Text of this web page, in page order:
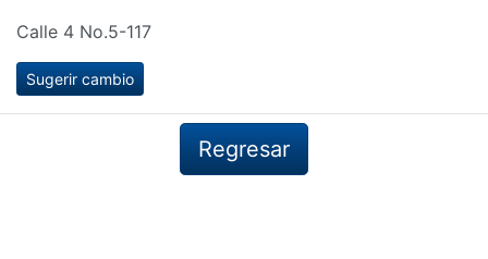
Calle 4 No.5-117
Sugerir cambio
Regresar